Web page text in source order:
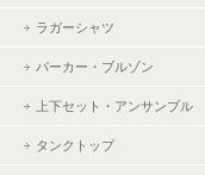
ラガーシャツ
パーカー・ブルゾン
上下セット・アンサンブル
タンクトップ